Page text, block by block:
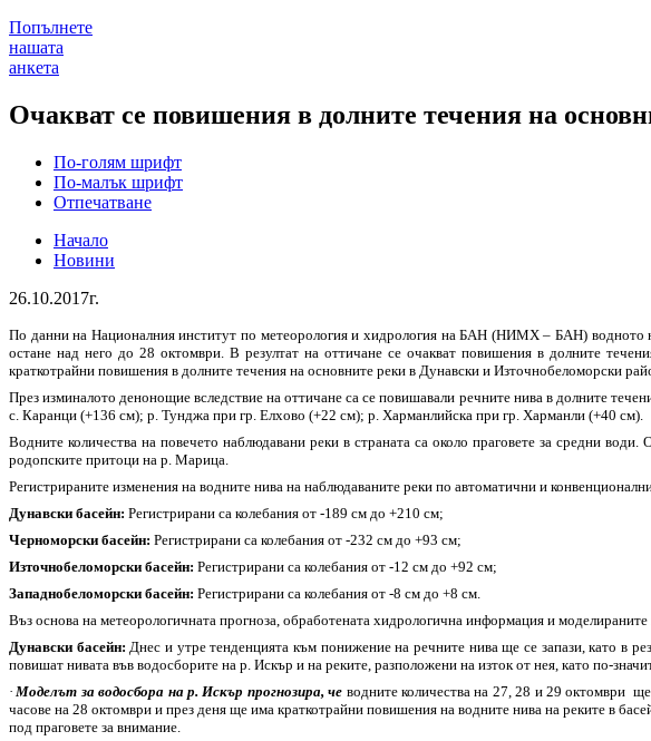
Попълнете
нашата
анкета
Очакват се повишения в долните течения на
По-голям шрифт
По-малък шрифт
Отпечатване
Начало
Новини
26.10.2017г.
По данни на Националния институт по метеорология и хидрология на БАН (НИМХ – БАН) водното
остане над него до 28 октомври. В резултат на оттичане се очакват повишения в долните
краткотрайни повишения в долните течения на основните реки в Дунавски и Източнобеломорски
През изминалото денонощие вследствие на оттичане са се повишавали речните нива в долните
с. Каранци (+136 см); р. Тунджа при гр. Елхово (+22 см); р. Харманлийска при гр. Харманли (+40 см).
Водните количества на повечето наблюдавани реки в страната са около праговете за средни
родопските притоци на р. Марица.
Регистрираните изменения на водните нива на наблюдаваните реки по автоматични и
Дунавски басейн: Регистрирани са колебания от -189 см до +210 см;
Черноморски басейн: Регистрирани са колебания от -232 см до +93 см;
Източнобеломорски басейн: Регистрирани са колебания от -12 см до +92 см;
Западнобеломорски басейн: Регистрирани са колебания от -8 см до +8 см.
Въз основа на метеорологичната прогноза, обработената хидрологична информация и
Дунавски басейн: Днес и утре тенденцията към понижение на речните нива ще се запази, като в
повишат нивата във водосборите на р. Искър и на реките, разположени на изток от нея, като по-
· Моделът за водосбора на р. Искър прогнозира, че водните количества на 27, 28 и 29 октомври
часове на 28 октомври и през деня ще има краткотрайни повишения на водните нива на реките в
под праговете за внимание.